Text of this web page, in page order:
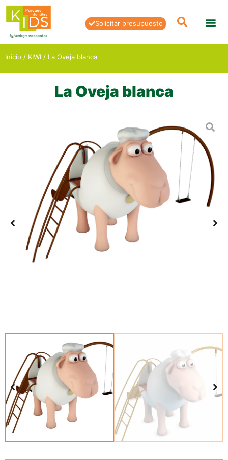
Solicitar presupuesto
Inicio / KIWI / La Oveja blanca
La Oveja blanca